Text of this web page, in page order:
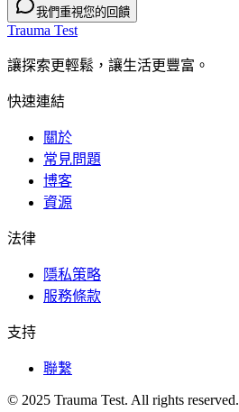
我們重視您的回饋
Trauma Test
讓探索更輕鬆，讓生活更豐富。
快速連結
關於
常見問題
博客
資源
法律
隱私策略
服務條款
支持
聯繫
© 2025 Trauma Test. All rights reserved.